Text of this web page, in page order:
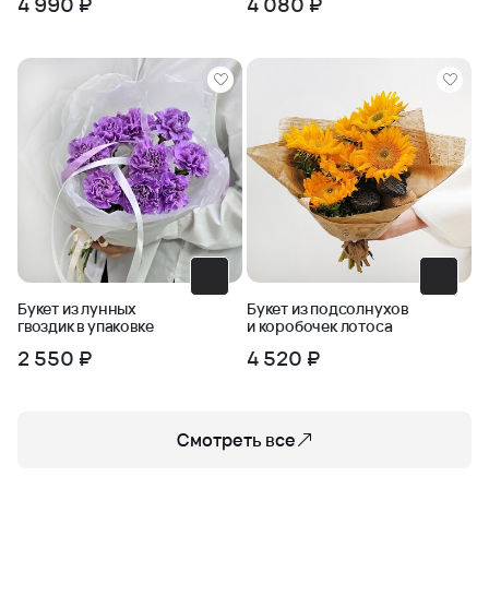
Букет из лунных
гвоздик в упаковке
2 550 ₽
Букет из подсолнухов
и коробочек лотоса
4 520 ₽
Смотреть все